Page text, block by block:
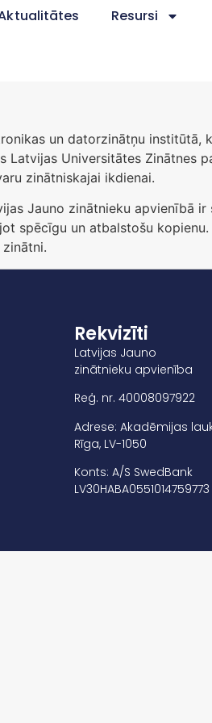
Resursi
un datorzinātņu
Latvijas Universitātes Zinātnes
zinātniskajai ikdienai.
Jauno zinātnieku apvienībā
spēcīgu un atbalstošu
Rekvizīti
Latvijas Jauno
zinātnieku apvienība
Reģ. nr. 40008097922
Adrese: Akadēmijas
Rīga, LV-1050
Konts: A/S SwedBank
LV30HABA0551014759773